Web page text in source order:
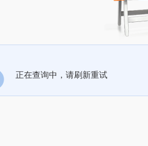
正在查询中，请刷新重试